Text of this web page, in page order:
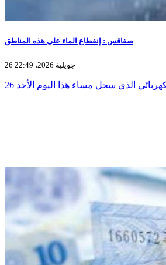
صفاقس : إنقطاع الماء على هذه المناطق
26 جويلية 2026، 22:49